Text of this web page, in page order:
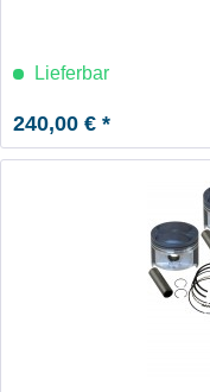
Lieferbar
240,00 € *